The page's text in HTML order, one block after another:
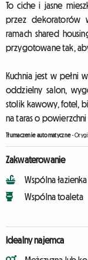
To ciche i jasne
przez dekoratorów
ramach shared
przygotowane tak,
Kuchnia jest w pełni
oddzielny salon,
stolik kawowy, fotel,
na taras o
Tłumaczenie automatyczne-
Zakwaterowanie
Wspólna łazienka
Wspólna toaleta
Idealny najemca